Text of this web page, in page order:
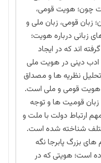
چون؛ هویت قومی،
زبان قومی، زبان ملی و
زبانی درباره هویت؛
اند که در ایجاد
دینی در هویت ملی
نظریه ها و مصداق
هویت قومی و ملی است.
قومیت ها و توجه
مهم ارتباط دولت با ملت و
شناخته شده است.
های بزرگ پابرجا نگه
است؛ هویتی که در